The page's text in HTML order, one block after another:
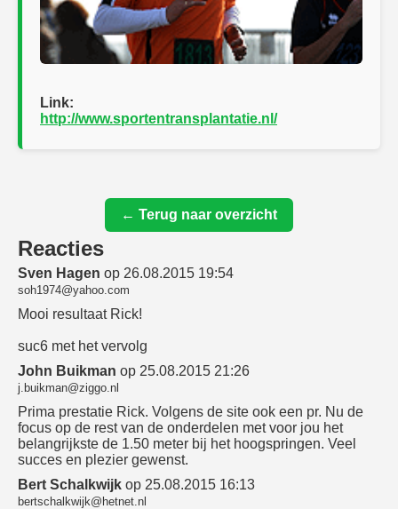
Link:
http://www.sportentransplantatie.nl/
← Terug naar overzicht
Reacties
Sven Hagen op 26.08.2015 19:54
soh1974@yahoo.com
Mooi resultaat Rick!
suc6 met het vervolg
John Buikman op 25.08.2015 21:26
j.buikman@ziggo.nl
Prima prestatie Rick. Volgens de site ook een pr. Nu de
focus op de rest van de onderdelen met voor jou het
belangrijkste de 1.50 meter bij het hoogspringen. Veel
succes en plezier gewenst.
Bert Schalkwijk op 25.08.2015 16:13
bertschalkwijk@hetnet.nl